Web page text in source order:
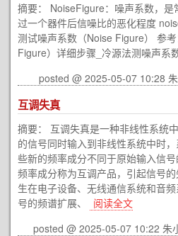
摘要： NoiseFigure：噪声系数，
过一个器件后信噪比的恶化程度
测试噪声系数（Noise Figure） 参
Figure）详细步骤_冷源法测噪声系
posted @ 2025-05-07 10:28
互调失真
摘要： 互调失真是一种非线性系统
的信号同时输入到非线性系统中时
些新的频率成分不同于原始输入信
频率成分称为互调产品，引起信号
生在电子设备、无线通信系统和音
号的频谱扩展、
阅读全文
posted @ 2025-05-07 10:22 朱